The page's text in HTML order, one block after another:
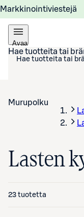
Markkinointiviestejä
Avaa
valikko
Hae tuotteita tai
Murupolku
Lasten
23 tuotetta